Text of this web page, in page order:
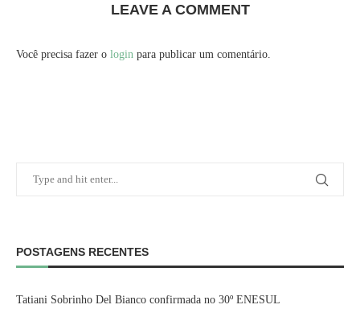
LEAVE A COMMENT
Você precisa fazer o login para publicar um comentário.
POSTAGENS RECENTES
Tatiani Sobrinho Del Bianco confirmada no 30º ENESUL